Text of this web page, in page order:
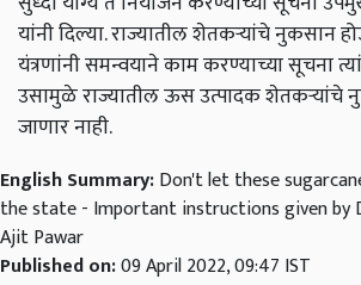
यांनी दिल्या. राज्यातील शेतकऱ्यांचे नुकसान
यंत्रणांनी समन्वयाने काम करण्याच्या सूचना
उसामुळे राज्यातील ऊस उत्पादक शेतकऱ्यांचे
जाणार नाही.
English Summary:Don't let these
the state - Important instructions given by
Ajit Pawar
Published on:09 April 2022, 09:47 IST